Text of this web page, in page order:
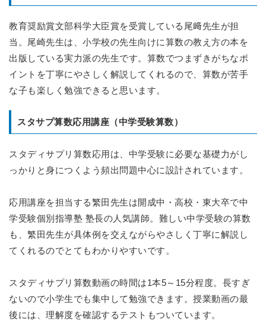
教育奨励賞文部科学大臣賞を受賞している尾﨑先生が担
当。尾崎先生は、小学校の先生向けに算数の教え方の本を
出版している実力派の先生です。算数でつまずきがちなポ
イントを丁寧にやさしく解説してくれるので、算数が苦手
な子も楽しく勉強できると思います。
スタサプ算数応用講座（中学受験算数）
スタディサプリ算数応用は、中学受験に必要な基礎力がし
っかりと身につくよう頻出問題中心に設計されています。
応用講座を担当する繁田先生は開成中・高校・東大卒で中
学受験個別指導塾 塾長の人気講師。難しい中学受験の算数
も、繁田先生が具体例を交えながらやさしく丁寧に解説し
てくれるのでとてもわかりやすいです。
スタディサプリ算数動画の時間は1本5～15分程度。長すぎ
ないので小学生でも集中して勉強できます。授業動画の最
後には、理解度を確認するテストもついています。